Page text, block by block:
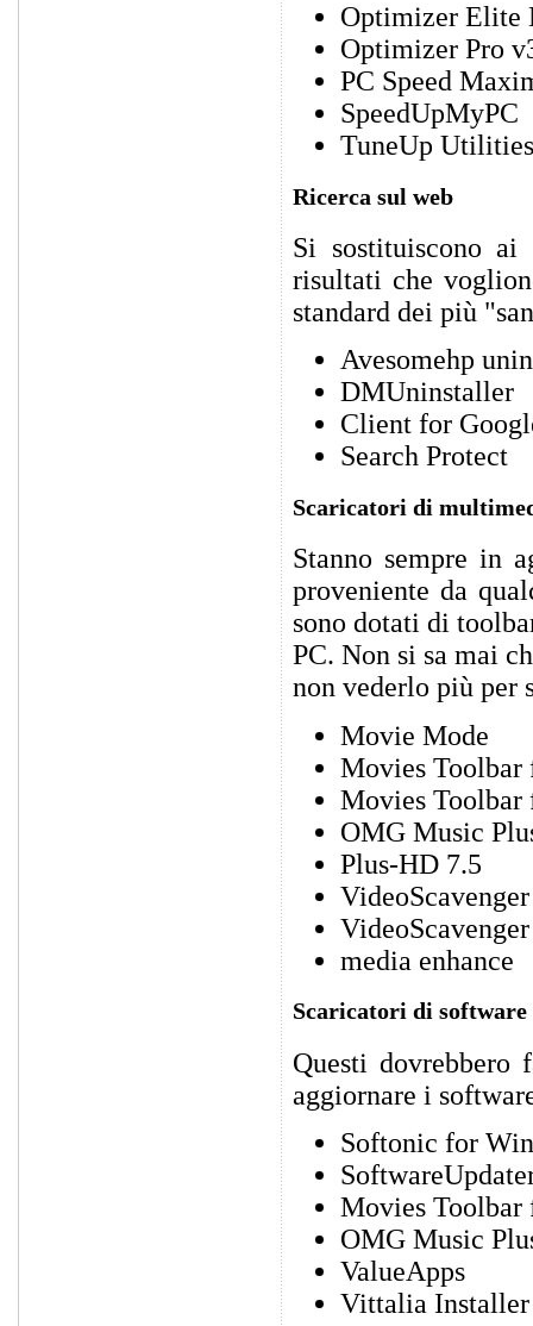
Optimizer Elite
Optimizer Pro
PC Speed
SpeedUpMyPC
TuneUp
Ricerca sul web
Si sostituiscono
risultati che
standard dei più
Avesomehp
DMUninstaller
Client for
Search Protect
Scaricatori di
Stanno sempre in
proveniente da
sono dotati di
PC. Non si sa mai
non vederlo più per
Movie Mode
Movies
Movies
OMG Music
Plus-HD 7.5
media enhance
Scaricatori di software
Questi
aggiornare i
Softonic for
Movies
OMG Music
ValueApps
Vittalia Installer